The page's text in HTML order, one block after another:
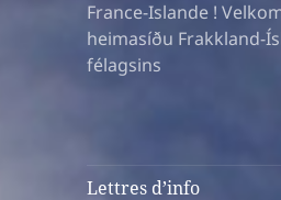
France-Islande !
heimasíðu Frakkland-
félagsins
Lettres d’info